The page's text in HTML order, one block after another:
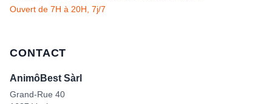
Ouvert de 7H à 20H, 7j/7
CONTACT
AnimôBest Sàrl
Grand-Rue 40